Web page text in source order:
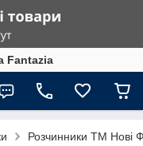
Fantazia
Розчинники ТМ Нові